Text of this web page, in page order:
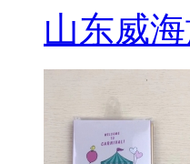
山东威